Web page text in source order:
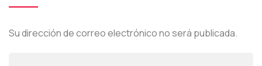
Su dirección de correo electrónico no será publicada.